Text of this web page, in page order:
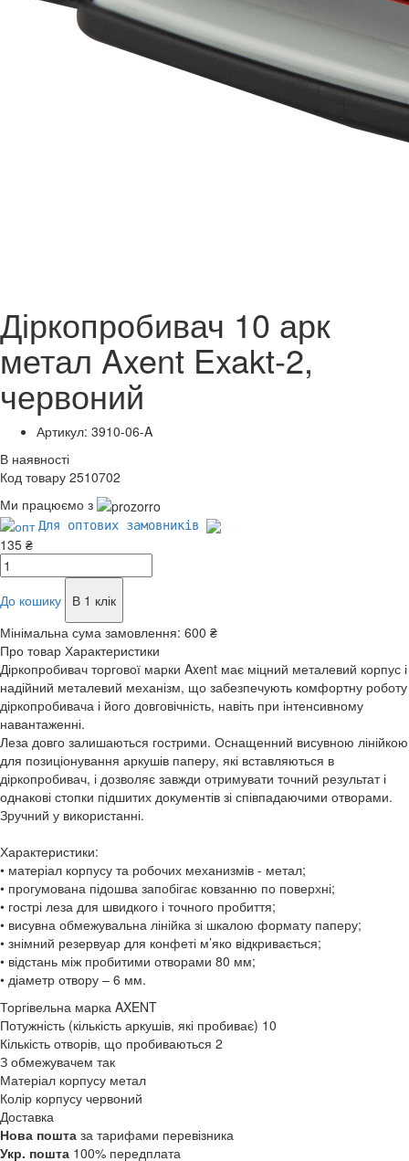
Діркопробивач 10 арк
метал Axent Exakt-2,
червоний
Артикул: 3910-06-A
В наявності
Код товару 2510702
Ми працюємо з
Для оптових замовників
135 ₴
До кошику
В 1 клік
Мінімальна сума замовлення: 600 ₴
Про товар Характеристики
Діркопробивач торгової марки Axent має міцний металевий корпус і
надійний металевий механізм, що забезпечують комфортну роботу
діркопробивача і його довговічність, навіть при інтенсивному
навантаженні.
Леза довго залишаються гострими. Оснащенний висувною лінійкою
для позиціонування аркушів паперу, які вставляються в
діркопробивач, і дозволяє завжди отримувати точний результат і
однакові стопки підшитих документів зі співпадаючими отворами.
Зручний у використанні.
Характеристики:
• матеріал корпусу та робочих механизмів - метал;
• прогумована підошва запобігає ковзанню по поверхні;
• гострі леза для швидкого і точного пробиття;
• висувна обмежувальна лінійка зі шкалою формату паперу;
• знімний резервуар для конфеті м’яко відкривається;
• відстань між пробитими отворами 80 мм;
• діаметр отвору – 6 мм.
Торгівельна марка AXENT
Потужність (кількість аркушів, які пробиває) 10
Кількість отворів, що пробиваються 2
З обмежувачем так
Матеріал корпусу метал
Колір корпусу червоний
Доставка
Нова пошта за тарифами перевізника
Укр. пошта 100% передплата